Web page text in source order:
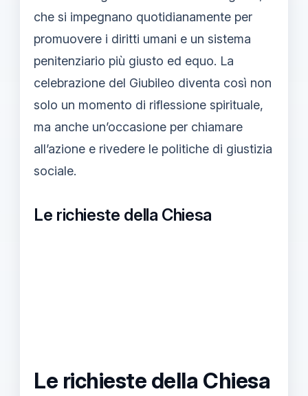
che si impegnano quotidianamente per
promuovere i diritti umani e un sistema
penitenziario più giusto ed equo. La
celebrazione del Giubileo diventa così non
solo un momento di riflessione spirituale,
ma anche un’occasione per chiamare
all’azione e rivedere le politiche di giustizia
sociale.
Le richieste della Chiesa
Le richieste della Chiesa